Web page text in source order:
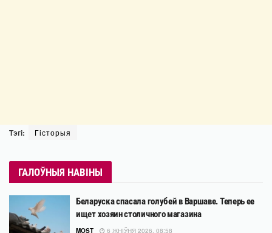
Тэгі: Гісторыя
ГАЛОЎНЫЯ НАВІНЫ
Беларуска спасала голубей в Варшаве. Теперь ее
ищет хозяин столичного магазина
MOST 6 ЖНІЎНЯ 2026, 08:58